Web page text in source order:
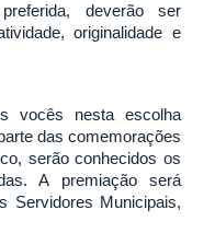
deverão ser
originalidade e
vocês nesta escolha
das comemorações
serão conhecidos os
A premiação será
Servidores Municipais,